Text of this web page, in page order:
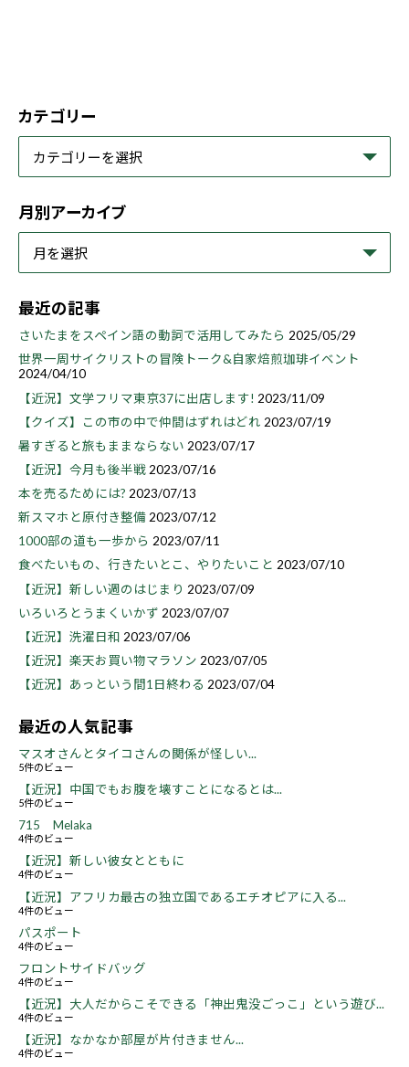
カテゴリー
月別アーカイブ
最近の記事
さいたまをスペイン語の動詞で活用してみたら 2025/05/29
世界一周サイクリストの冒険トーク&自家焙煎珈琲イベント
2024/04/10
【近況】文学フリマ東京37に出店します! 2023/11/09
【クイズ】この市の中で仲間はずれはどれ 2023/07/19
暑すぎると旅もままならない 2023/07/17
【近況】今月も後半戦 2023/07/16
本を売るためには? 2023/07/13
新スマホと原付き整備 2023/07/12
1000部の道も一歩から 2023/07/11
食べたいもの、行きたいとこ、やりたいこと 2023/07/10
【近況】新しい週のはじまり 2023/07/09
いろいろとうまくいかず 2023/07/07
【近況】洗濯日和 2023/07/06
【近況】楽天お買い物マラソン 2023/07/05
【近況】あっという間1日終わる 2023/07/04
最近の人気記事
マスオさんとタイコさんの関係が怪しい...
5件のビュー
【近況】中国でもお腹を壊すことになるとは...
5件のビュー
715 Melaka
4件のビュー
【近況】新しい彼女とともに
4件のビュー
【近況】アフリカ最古の独立国であるエチオピアに入る...
4件のビュー
パスポート
4件のビュー
フロントサイドバッグ
4件のビュー
【近況】大人だからこそできる「神出鬼没ごっこ」という遊び...
4件のビュー
【近況】なかなか部屋が片付きません...
4件のビュー